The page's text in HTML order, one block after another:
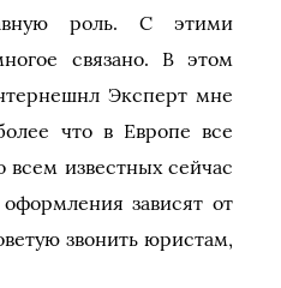
роль. С этими
связано. В этом
Эксперт мне
что в Европе все
всем известных сейчас
зависят от
звонить юристам,